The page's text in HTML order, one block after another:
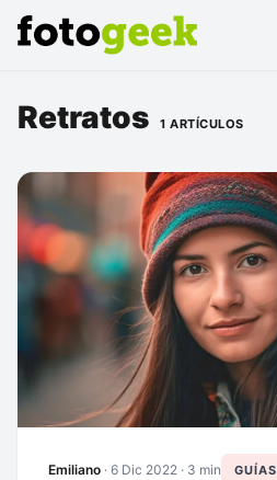
Retratos 1 ARTÍCULOS
Emiliano · 6 Dic 2022 · 3 min GUÍAS